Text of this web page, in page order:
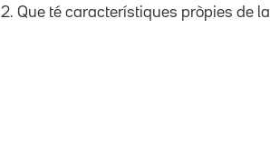
2. Que té característiques pròpies de